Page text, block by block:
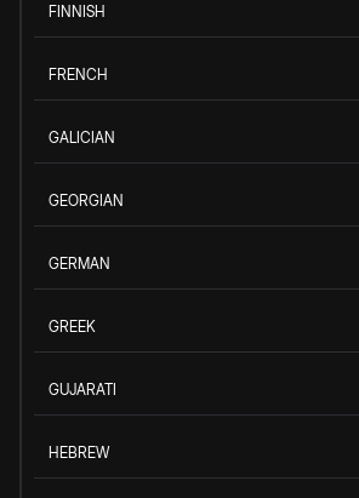
FINNISH
FRENCH
GALICIAN
GEORGIAN
GERMAN
GREEK
GUJARATI
HEBREW